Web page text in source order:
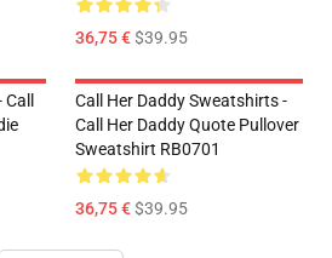
36,75 €$39.95
Call Her Daddy Sweatshirts -
Call Her Daddy Quote Pullover
Sweatshirt RB0701
36,75 €$39.95